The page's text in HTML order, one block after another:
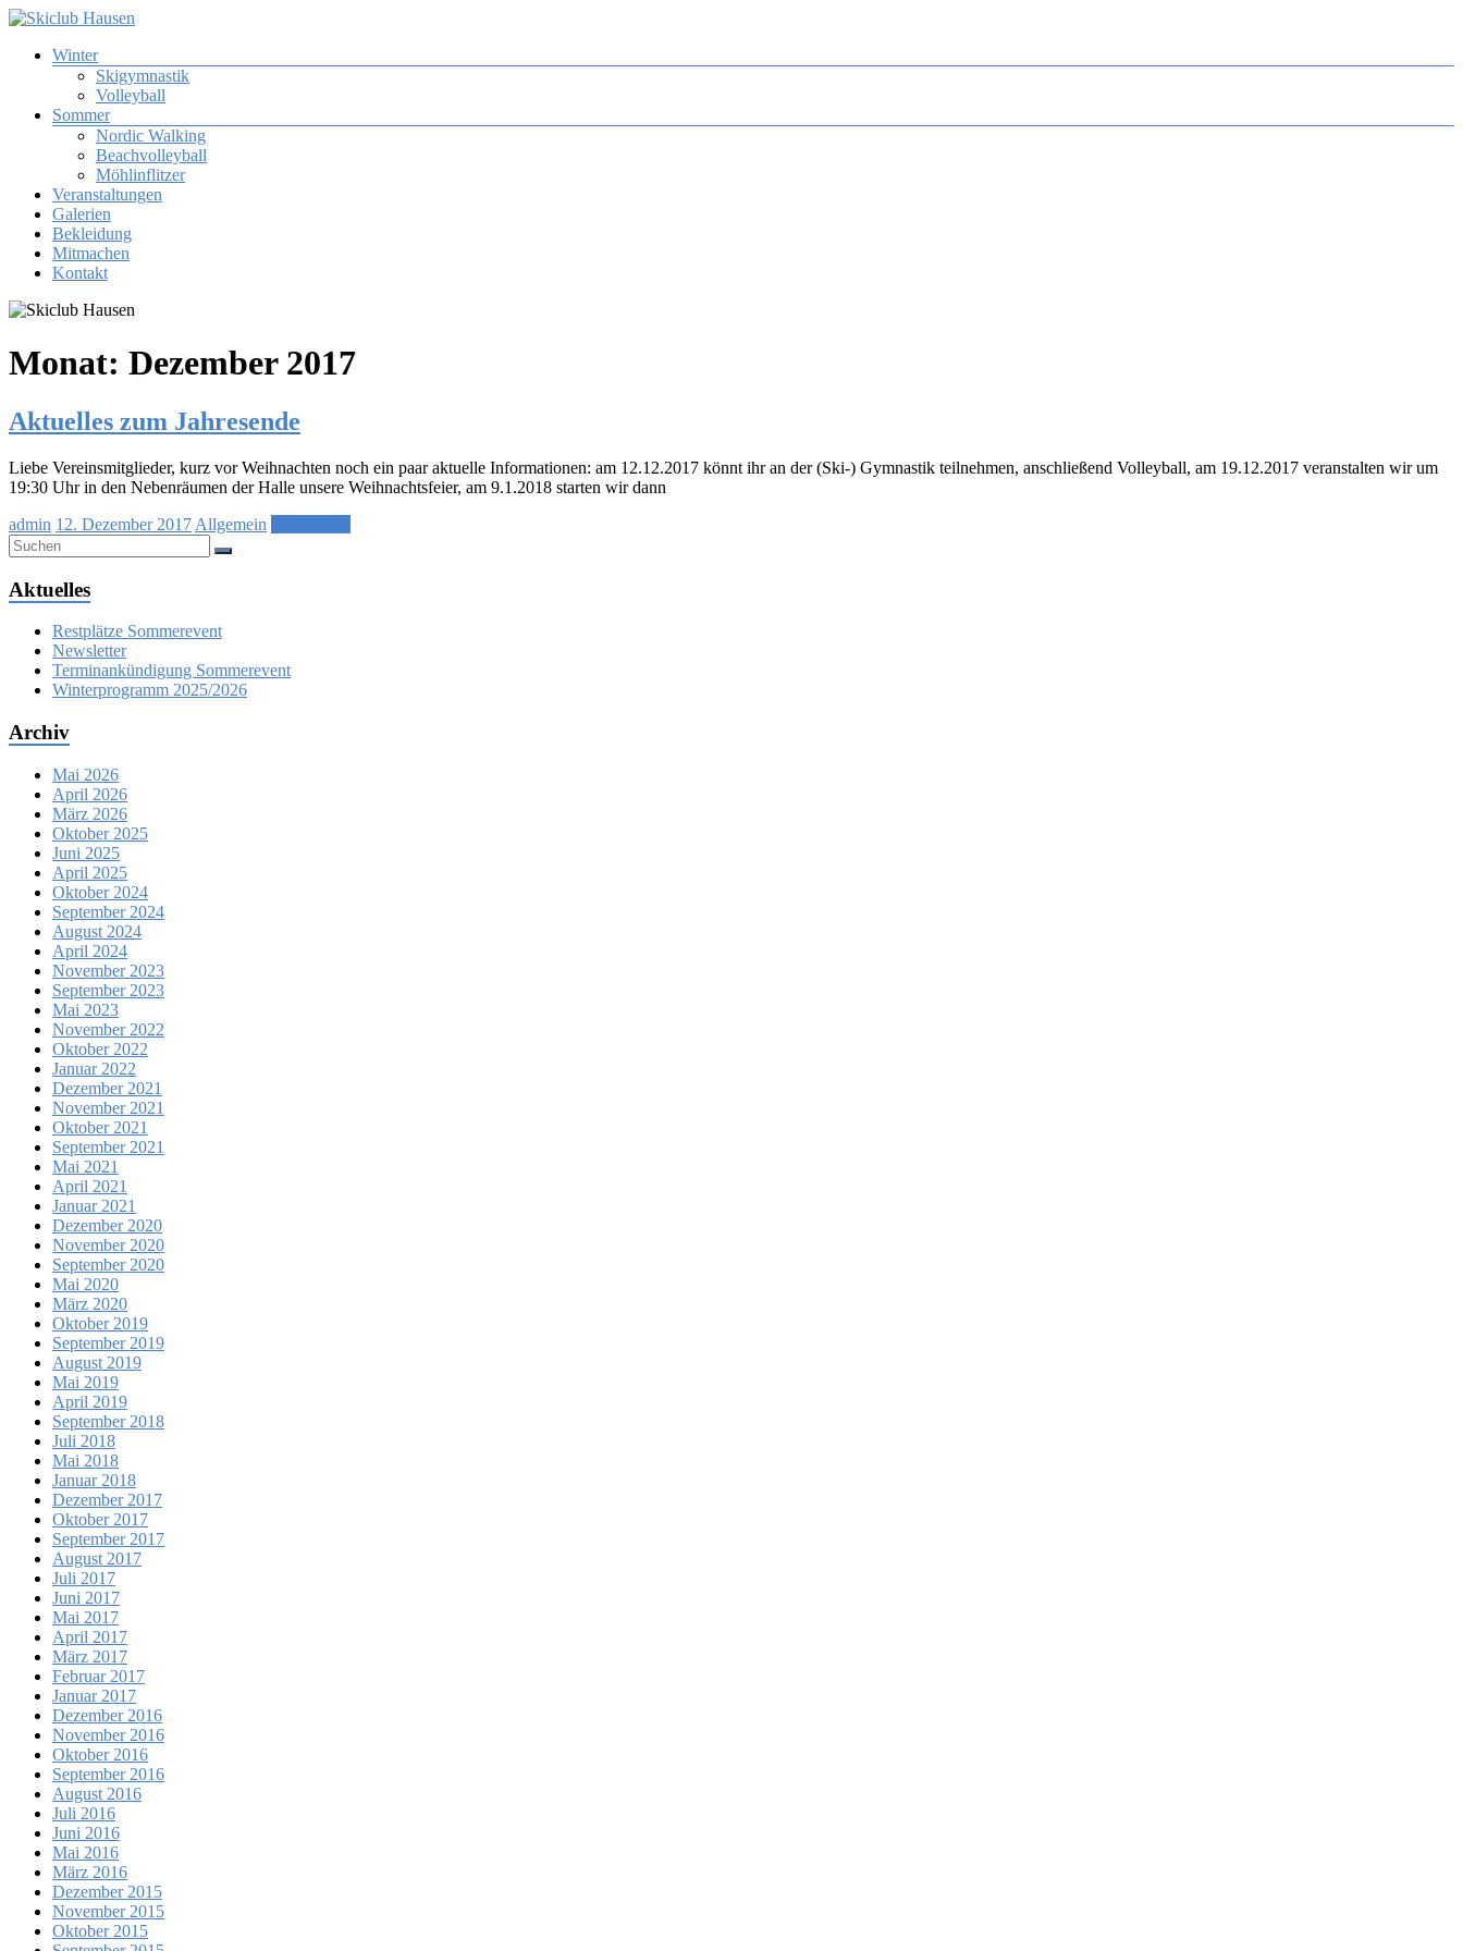
Zum
springen
Skiclub
Skiclub
Menü
Winter
Skigymnastik
Volleyball
Sommer
Nordic Walking
Beachvolleyball
Möhlinflitzer
Veranstaltungen
Galerien
Bekleidung
Mitmachen
Kontakt
Monat: Dezember 2017
Aktuelles zum Jahresende
Liebe Vereinsmitglieder, kurz vor Weihnachten noch ein paar aktuelle Informationen: am 12.12.2017 könnt ihr an der (Ski-) Gymnastik teilnehmen, anschließend Volleyball, am 19.12.2017 veranstalten wir um
19:30 Uhr in den Nebenräumen der Halle unsere Weihnachtsfeier, am 9.1.2018 starten wir dann
admin 12. Dezember 2017 Allgemein
Aktuelles
Restplätze Sommerevent
Newsletter
Terminankündigung Sommerevent
Winterprogramm 2025/2026
Archiv
Mai 2026
April 2026
März 2026
Oktober 2025
Juni 2025
April 2025
Oktober 2024
September 2024
August 2024
April 2024
November 2023
September 2023
Mai 2023
November 2022
Oktober 2022
Januar 2022
Dezember 2021
November 2021
Oktober 2021
September 2021
Mai 2021
April 2021
Januar 2021
Dezember 2020
November 2020
September 2020
Mai 2020
März 2020
Oktober 2019
September 2019
August 2019
Mai 2019
April 2019
September 2018
Juli 2018
Mai 2018
Januar 2018
Dezember 2017
Oktober 2017
September 2017
August 2017
Juli 2017
Juni 2017
Mai 2017
April 2017
März 2017
Februar 2017
Januar 2017
Dezember 2016
November 2016
Oktober 2016
September 2016
August 2016
Juli 2016
Juni 2016
Mai 2016
März 2016
Dezember 2015
November 2015
Oktober 2015